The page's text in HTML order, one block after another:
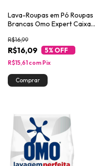
Lava-Roupas em Pó Roupas
Brancas Omo Expert Caixa
R$16,09
R$16,99
5% OFF
R$15,61 com Pix